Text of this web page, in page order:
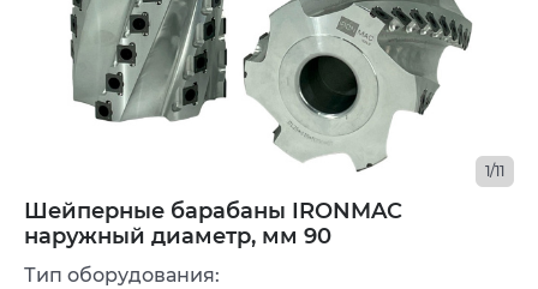
Шейперные барабаны IRONMAC
наружный диаметр, мм 90
1/11
Тип оборудования: